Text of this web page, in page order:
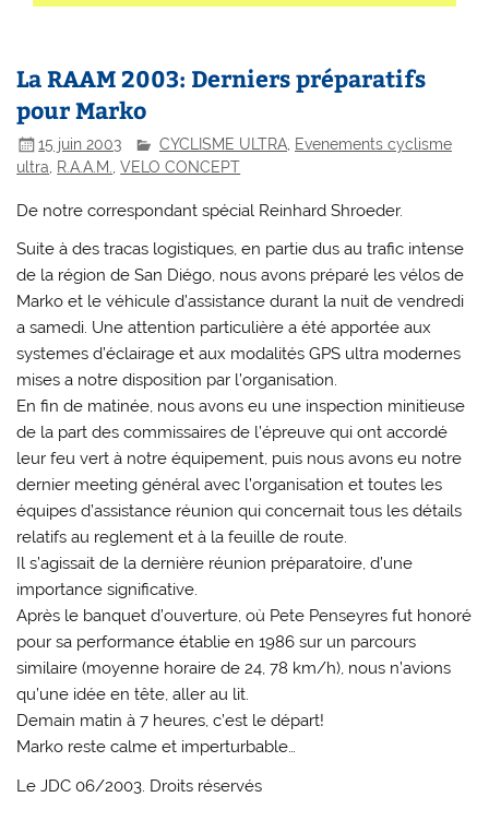
La RAAM 2003: Derniers préparatifs
pour Marko
15 juin 2003 CYCLISME ULTRA Evenements cyclisme
ultra, R.A.A.M.,VELO CONCEPT
De notre correspondant spécial Reinhard Shroeder.
Suite à des tracas logistiques, en partie dus au trafic intense
de la région de San Diégo, nous avons préparé les vélos de
Marko et le véhicule d’assistance durant la nuit de vendredi
a samedi. Une attention particulière a été apportée aux
systemes d’éclairage et aux modalités GPS ultra modernes
mises a notre disposition par l’organisation.
En fin de matinée, nous avons eu une inspection minitieuse
de la part des commissaires de l’épreuve qui ont accordé
leur feu vert à notre équipement, puis nous avons eu notre
dernier meeting général avec l’organisation et toutes les
équipes d’assistance réunion qui concernait tous les détails
relatifs au reglement et à la feuille de route.
Il s’agissait de la dernière réunion préparatoire, d’une
importance significative.
Après le banquet d’ouverture, où Pete Penseyres fut honoré
pour sa performance établie en 1986 sur un parcours
similaire (moyenne horaire de 24, 78 km/h), nous n’avions
qu’une idée en tête, aller au lit.
Demain matin à 7 heures, c’est le départ!
Marko reste calme et imperturbable…
Le JDC 06/2003. Droits réservés